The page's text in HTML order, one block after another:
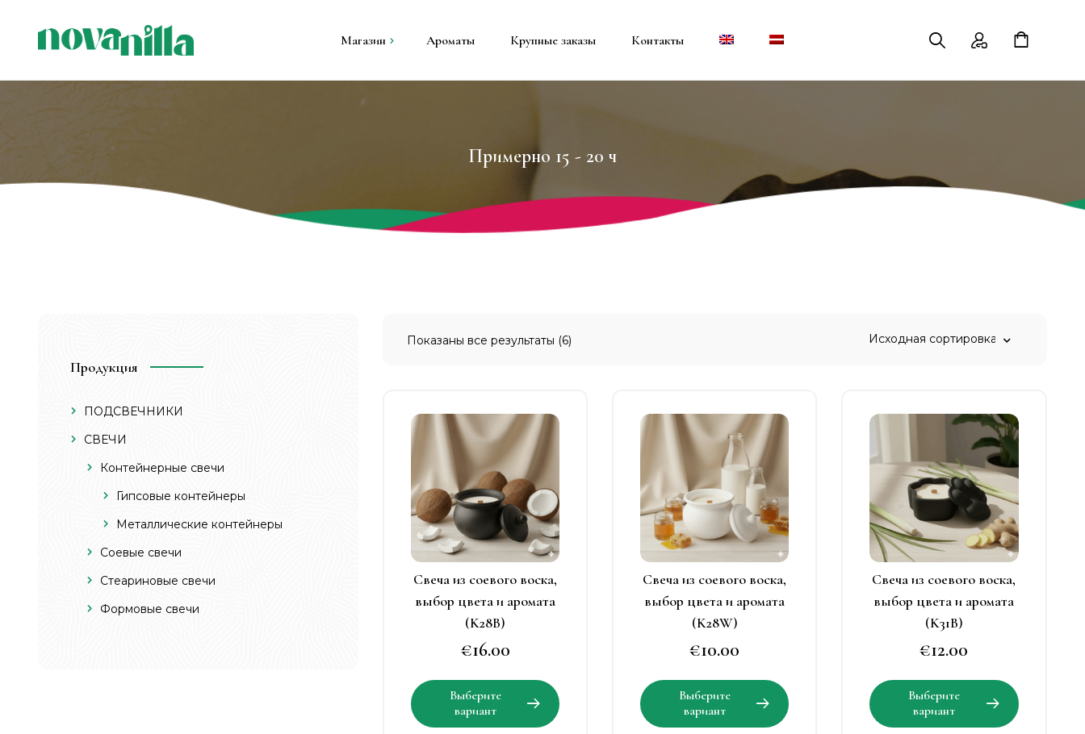
Магазин
Все продукты
Ароматы Крупные заказы Контакты
Примерно 15 - 20 ч
Показаны все результаты (6)
Этот
товар
имеет
несколько
вариаций.
Опции
можно
выбрать
на
странице
товара.
Свеча из соевого воска,
выбор цвета и аромата
(K28B)
€16.00
Выберите
вариант
Этот
товар
имеет
несколько
вариаций.
Опции
выбрать
на
странице
Свеча из соевого воска,
выбор цвета и аромата
(K28W)
€10.00
Выберите
вариант
Этот
товар
имеет
несколько
вариаций.
Опции
можно
выбрать
на
странице
Свеча из соевого воска,
выбор цвета и аромата
(K31B)
€12.00
Выберите
вариант
товар
Продукция
ПОДСВЕЧНИКИ
СВЕЧИ
Контейнерные свечи
Гипсовые контейнеры
Металлические контейнеры
Соевые свечи
Стеариновые свечи
Формовые свечи